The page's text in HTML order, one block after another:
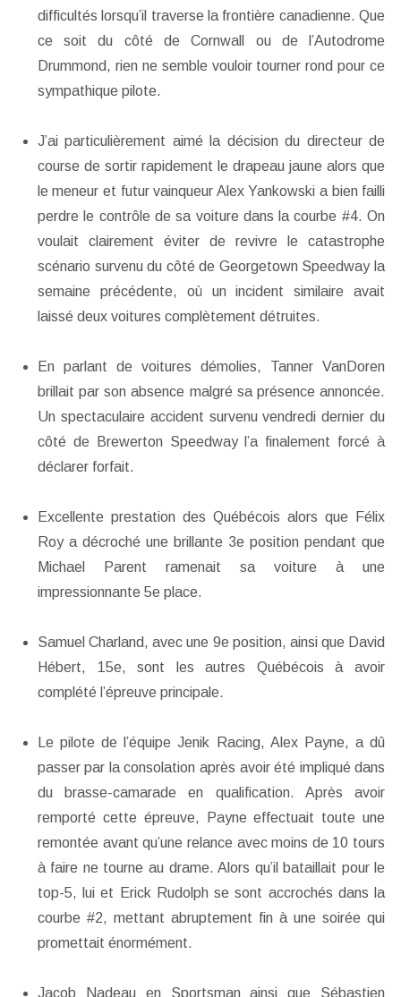
difficultés lorsqu’il traverse la frontière canadienne. Que
ce soit du côté de Cornwall ou de l’Autodrome
Drummond, rien ne semble vouloir tourner rond pour ce
sympathique pilote.
J’ai particulièrement aimé la décision du directeur de
course de sortir rapidement le drapeau jaune alors que
le meneur et futur vainqueur Alex Yankowski a bien failli
perdre le contrôle de sa voiture dans la courbe #4. On
voulait clairement éviter de revivre le catastrophe
scénario survenu du côté de Georgetown Speedway la
semaine précédente, où un incident similaire avait
laissé deux voitures complètement détruites.
En parlant de voitures démolies, Tanner VanDoren
brillait par son absence malgré sa présence annoncée.
Un spectaculaire accident survenu vendredi dernier du
côté de Brewerton Speedway l’a finalement forcé à
déclarer forfait.
Excellente prestation des Québécois alors que Félix
Roy a décroché une brillante 3e position pendant que
Michael Parent ramenait sa voiture à une
impressionnante 5e place.
Samuel Charland, avec une 9e position, ainsi que David
Hébert, 15e, sont les autres Québécois à avoir
complété l’épreuve principale.
Le pilote de l’équipe Jenik Racing, Alex Payne, a dû
passer par la consolation après avoir été impliqué dans
du brasse-camarade en qualification. Après avoir
remporté cette épreuve, Payne effectuait toute une
remontée avant qu’une relance avec moins de 10 tours
à faire ne tourne au drame. Alors qu’il bataillait pour le
top-5, lui et Erick Rudolph se sont accrochés dans la
courbe #2, mettant abruptement fin à une soirée qui
promettait énormément.
Jacob Nadeau en Sportsman ainsi que Sébastien